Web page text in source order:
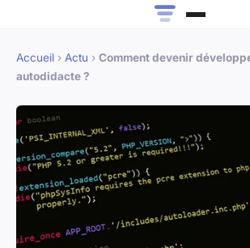
Accueil › Actu › Comment devenir
autodidacte ?